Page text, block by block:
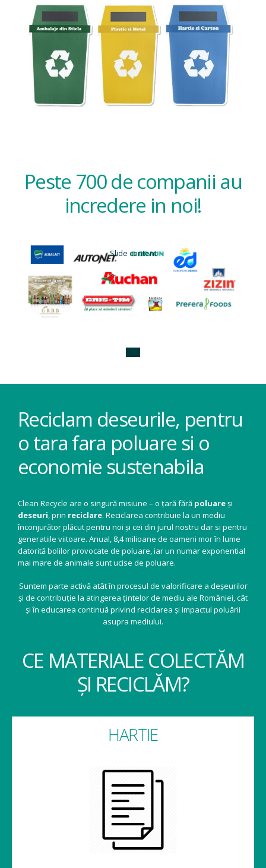
Peste 700 de companii au
incredere in noi!
Slide content
Reciclam deseurile, pentru
o tara fara poluare si o
economie sustenabila
Clean Recycle are o singură misiune – o țară fără poluareși
deseuri, prin reciclare. Reciclarea contribuie la un mediu
înconjurător plăcut pentru noi și cei din jurul nostru dar si pentru
generatiile viitoare. Anual, 8,4 milioane de oameni mor în lume
datorită bolilor provocate de poluare, iar un numar exponential
mai mare de animale sunt ucise de poluare.
Suntem parte activă atât în procesul de valorificare a deșeurilor
și de contribuție la atingerea țintelor de mediu ale României, cât
și în educarea continuă privind reciclarea și impactul poluării
asupra mediului.
CE MATERIALE COLECTĂM
ȘI RECICLĂM?
HARTIE